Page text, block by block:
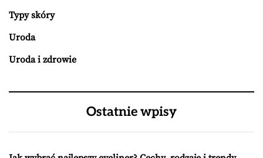
Typy skóry
Uroda
Uroda i zdrowie
Ostatnie wpisy